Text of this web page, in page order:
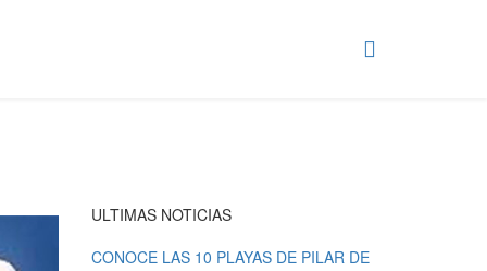
ULTIMAS NOTICIAS
CONOCE LAS 10 PLAYAS DE PILAR DE